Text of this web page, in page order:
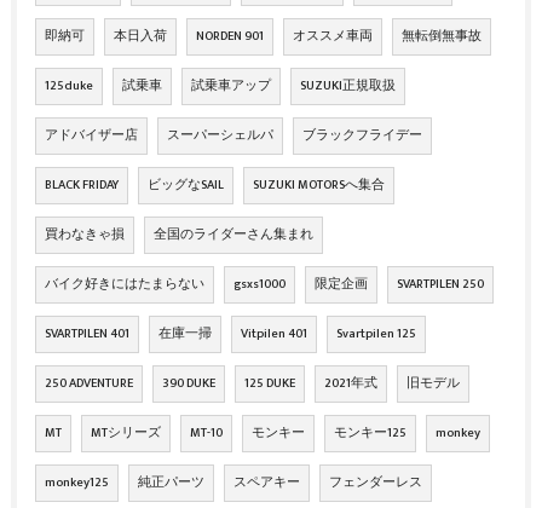
即納可 本日入荷 NORDEN 901 オススメ車両 無転倒無事故
125duke 試乗車 試乗車アップ SUZUKI正規取扱
アドバイザー店 スーパーシェルパ ブラックフライデー
BLACK FRIDAY ビッグなSAIL SUZUKI MOTORSへ集合
買わなきゃ損 全国のライダーさん集まれ
バイク好きにはたまらない gsxs1000 限定企画 SVARTPILEN 250
SVARTPILEN 401 在庫一掃 Vitpilen 401 Svartpilen 125
250 ADVENTURE 390 DUKE 125 DUKE 2021年式 旧モデル
MT MTシリーズ MT-10 モンキー モンキー125 monkey
monkey125 純正パーツ スペアキー フェンダーレス